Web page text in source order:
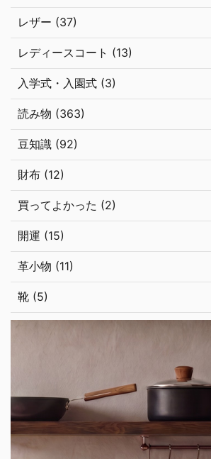
レザー (37)
レディースコート (13)
入学式・入園式 (3)
読み物 (363)
豆知識 (92)
財布 (12)
買ってよかった (2)
開運 (15)
革小物 (11)
靴 (5)